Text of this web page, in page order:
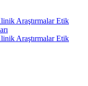
Araştırmalar Etik
Araştırmalar Etik